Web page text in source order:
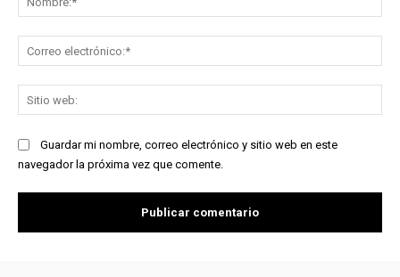
Guardar mi nombre, correo electrónico y sitio web en este
navegador la próxima vez que comente.